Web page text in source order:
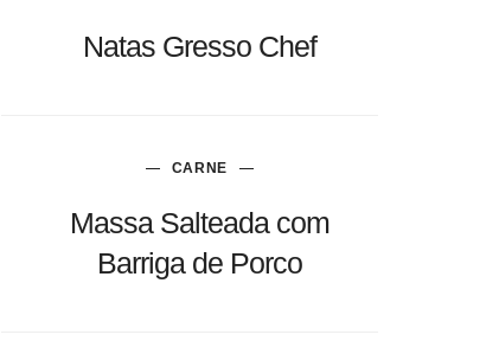
Natas Gresso Chef
CARNE
Massa Salteada com
Barriga de Porco